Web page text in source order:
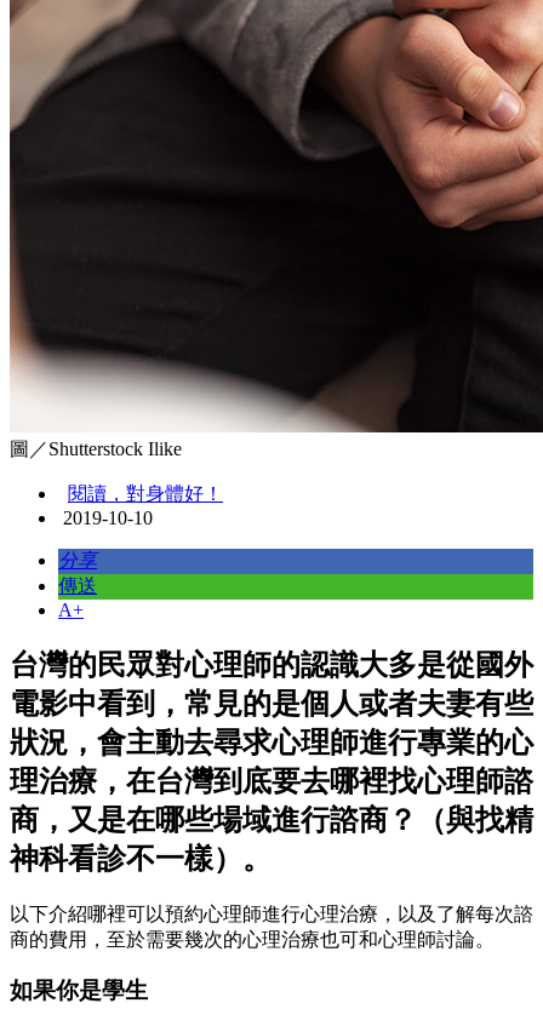
圖／Shutterstock Ilike
閱讀，對身體好！
2019-10-10
分享
傳送
A+
台灣的民眾對心理師的認識大多是從國外
電影中看到，常見的是個人或者夫妻有些
狀況，會主動去尋求心理師進行專業的心
理治療，在台灣到底要去哪裡找心理師諮
商，又是在哪些場域進行諮商？（與找精
神科看診不一樣）。
以下介紹哪裡可以預約心理師進行心理治療，以及了解每次諮
商的費用，至於需要幾次的心理治療也可和心理師討論。
如果你是學生